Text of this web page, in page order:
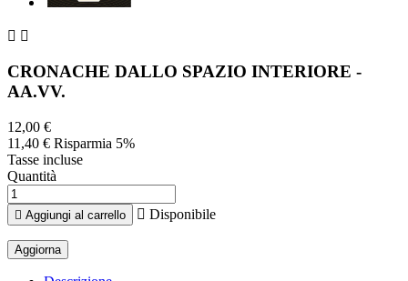
 
CRONACHE DALLO SPAZIO INTERIORE -
AA.VV.
12,00 €
11,40 € Risparmia 5%
Tasse incluse
Quantità
 Aggiungi al carrello  Disponibile